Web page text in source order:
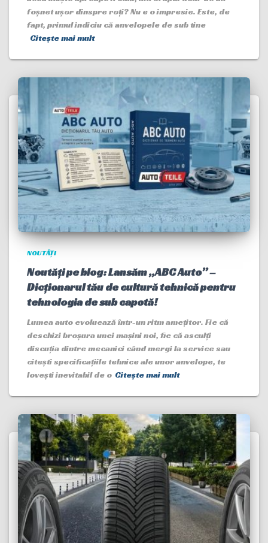
foșnet ușor dinspre roți? Nu e o impresie. Este, de
fapt, primul indiciu că anvelopele de sub tine
Citește mai mult
NOUTĂȚI
Noutăți pe blog: Lansăm „ABC Auto” –
Dicționarul tău de cultură tehnică pentru
tehnologia de sub capotă!
Lumea auto evoluează într-un ritm amețitor. Fie că
deschizi broșura unei mașini noi, fie că asculți
discuția dintre mecanici când mergi la service sau
citești specificațiile tehnice ale unor anvelope, te
lovești inevitabil de o Citește mai mult